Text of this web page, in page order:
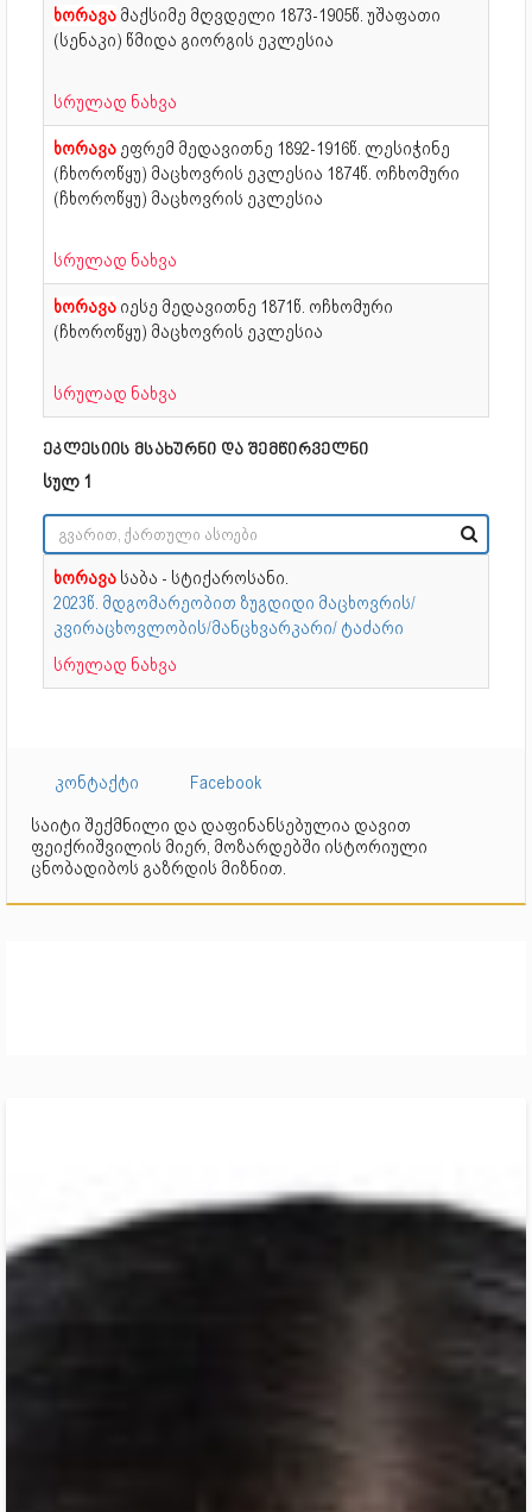
ხორავა მაქსიმე მღვდელი 1873-1905წ. უშაფათი
(სენაკი) წმიდა გიორგის ეკლესია
სრულად ნახვა
ხორავა ეფრემ მედავითნე 1892-1916წ. ლესიჭინე
(ჩხოროწყუ) მაცხოვრის ეკლესია 1874წ. ოჩხომური
(ჩხოროწყუ) მაცხოვრის ეკლესია
სრულად ნახვა
ხორავა იესე მედავითნე 1871წ. ოჩხომური
(ჩხოროწყუ) მაცხოვრის ეკლესია
სრულად ნახვა
ეკლესიის მსახურნი და შემწირველნი
სულ 1
ხორავა საბა - სტიქაროსანი.
2023წ. მდგომარეობით ზუგდიდი მაცხოვრის/
კვირაცხოვლობის/მანცხვარკარი/ ტაძარი
სრულად ნახვა
კონტაქტი
Facebook
საიტი შექმნილი და დაფინანსებულია დავით
ფეიქრიშვილის მიერ, მოზარდებში ისტორიული
ცნობადიბოს გაზრდის მიზნით.